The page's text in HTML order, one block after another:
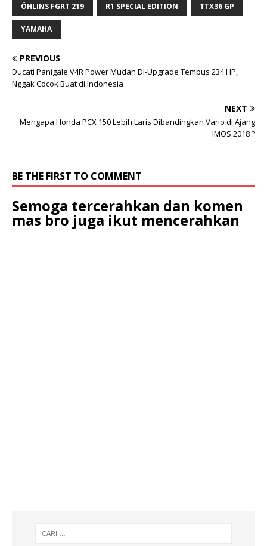
ÖHLINS FGRT 219 R1 SPECIAL EDITION TTX36 GP
YAMAHA
PREVIOUS
Ducati Panigale V4R Power Mudah Di-Upgrade Tembus 234 HP,
Nggak Cocok Buat di Indonesia
NEXT
Mengapa Honda PCX 150 Lebih Laris Dibandingkan Vario di Ajang
IMOS 2018 ?
BE THE FIRST TO COMMENT
Semoga tercerahkan dan komen
mas bro juga ikut mencerahkan